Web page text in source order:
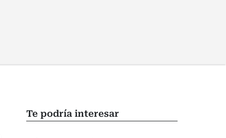
Te podría interesar